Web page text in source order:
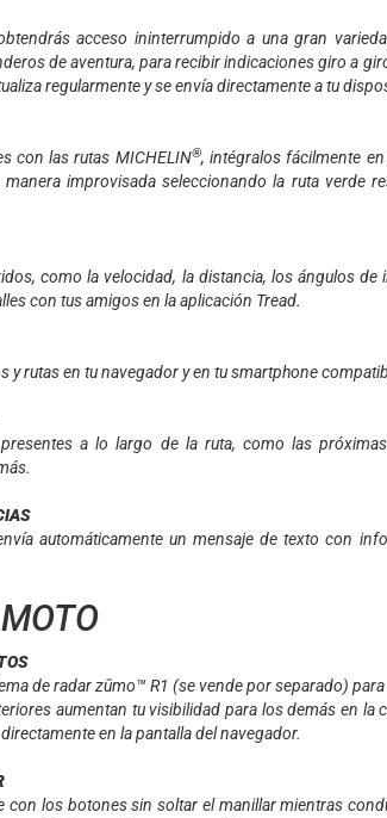
acceso ininterrumpido a una gran
de aventura, para recibir indicaciones giro a
regularmente y se envía directamente a tu
con las rutas MICHELIN®, intégralos fácilmente
improvisada seleccionando la ruta verde
como la velocidad, la distancia, los ángulos de
con tus amigos en la aplicación Tread.
y rutas en tu navegador y en tu smartphone
a lo largo de la ruta, como las
automáticamente un mensaje de texto con
de radar zūmo™ R1 (se vende por separado)
aumentan tu visibilidad para los demás en la
en la pantalla del navegador.
con los botones sin soltar el manillar mientras